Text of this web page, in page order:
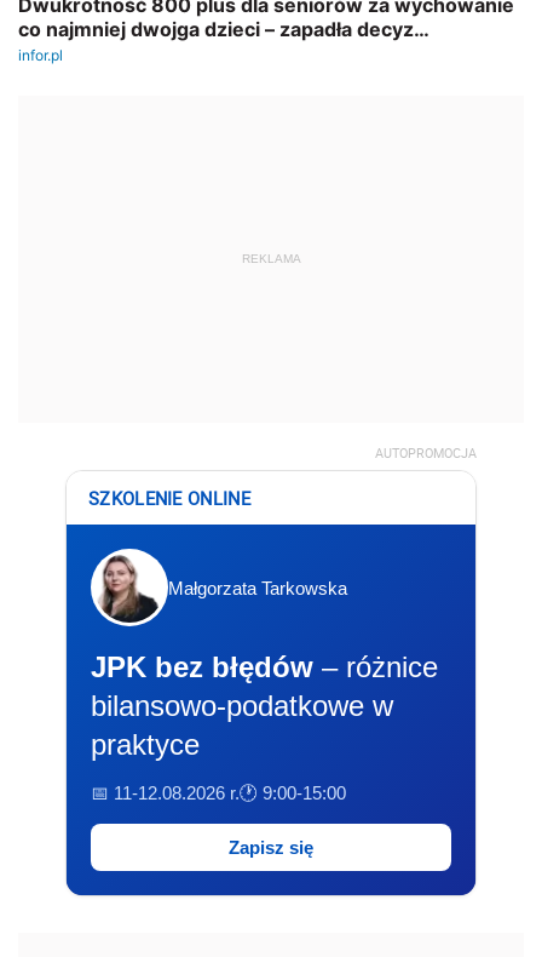
REKLAMA
AUTOPROMOCJA
SZKOLENIE ONLINE
Małgorzata Tarkowska
JPK bez błędów – różnice
bilansowo-podatkowe w
praktyce
📅 11-12.08.2026 r.🕐 9:00-15:00
Zapisz się